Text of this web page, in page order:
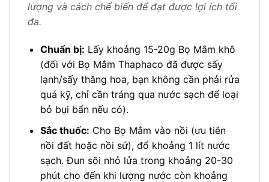
lượng và cách chế biến để đạt được lợi ích tối
đa.
Chuẩn bị: Lấy khoảng 15-20g Bọ Mắm khô
(đối với Bọ Mắm Thaphaco đã được sấy
lạnh/sấy thăng hoa, bạn không cần phải rửa
quá kỹ, chỉ cần tráng qua nước sạch để loại
bỏ bụi bẩn nếu có).
Sắc thuốc: Cho Bọ Mắm vào nồi (ưu tiên
nồi đất hoặc nồi sứ), đổ khoảng 1 lít nước
sạch. Đun sôi nhỏ lửa trong khoảng 20-30
phút cho đến khi lượng nước còn khoảng